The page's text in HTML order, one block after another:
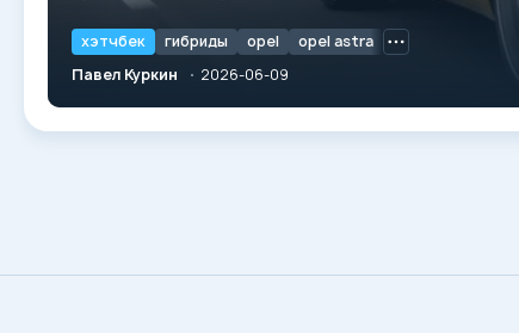
идентичность и инженерный подход....
хэтчбек гибриды opel
opel astra
Павел Куркин
2026-06-09